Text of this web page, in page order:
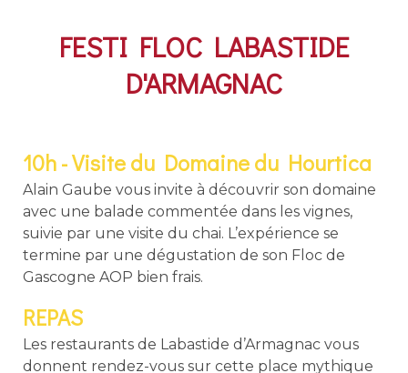
FESTI FLOC LABASTIDE
D'ARMAGNAC
10h - Visite du Domaine du Hourtica
Alain Gaube vous invite à découvrir son domaine
avec une balade commentée dans les vignes,
suivie par une visite du chai. L’expérience se
termine par une dégustation de son Floc de
Gascogne AOP bien frais.
REPAS
Les restaurants de Labastide d’Armagnac vous
donnent rendez-vous sur cette place mythique